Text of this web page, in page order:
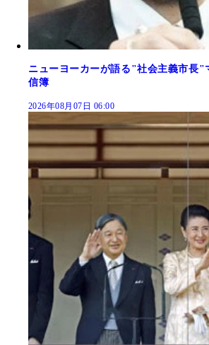
ニューヨーカーが語る"社会主義市長"
信簿
2026年08月07日 06:00